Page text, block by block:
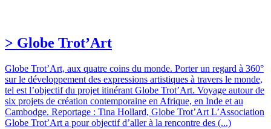
> Globe Trot’Art
Globe Trot’Art, aux quatre coins du monde. Porter un regard à 360°
sur le développement des expressions artistiques à travers le monde,
tel est l’objectif du projet itinérant Globe Trot’Art. Voyage autour de
six projets de création contemporaine en Afrique, en Inde et au
Cambodge. Reportage : Tina Hollard, Globe Trot’Art L’Association
Globe Trot’Art a pour objectif d’aller à la rencontre des (...)